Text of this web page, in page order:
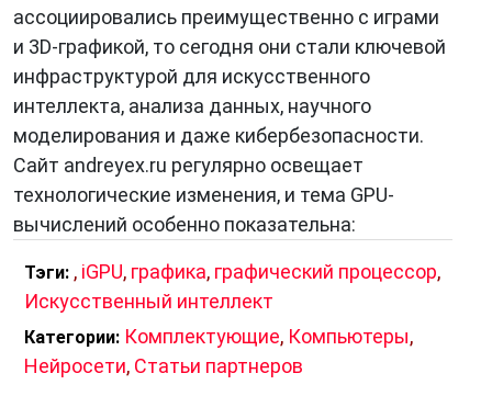
ассоциировались преимущественно с играми
и 3D-графикой, то сегодня они стали ключевой
инфраструктурой для искусственного
интеллекта, анализа данных, научного
моделирования и даже кибербезопасности.
Сайт andreyex.ru регулярно освещает
технологические изменения, и тема GPU-
вычислений особенно показательна:
Тэги: , iGPU, графика, графический процессор,
Искусственный интеллект
Категории: Комплектующие, Компьютеры,
Нейросети, Статьи партнеров